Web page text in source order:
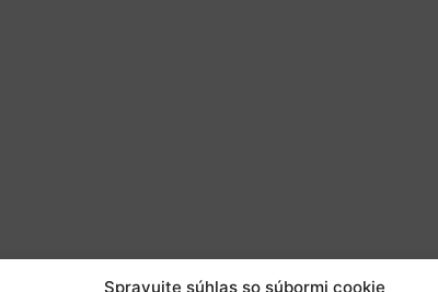
Spravujte súhlas so súbormi cookie